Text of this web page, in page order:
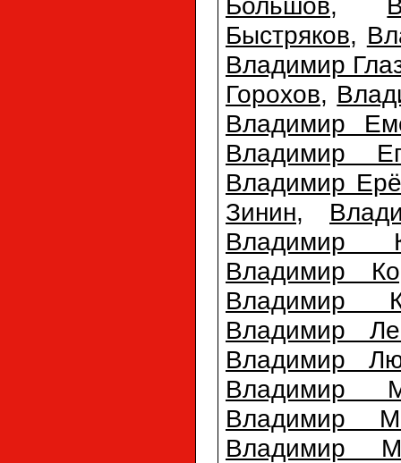
Быстряков,
Владимир
Горохов,
Владимир
Владимир
Владимир
Зинин,
Владимир
Владимир
Владимир
Владимир
Владимир
Владимир
Владимир
Владимир